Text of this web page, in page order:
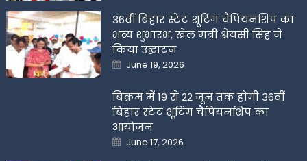
36वीं बिहार स्टेट शूटिंग चैंपियनशिप का
भव्य शुभारंभ, खेल मंत्री श्रेयसी सिंह ने
किया उद्घाटन
Posted
on
June 19, 2026
बिक्रम में 19 से 22 जून तक होगी 36वीं
बिहार स्टेट शूटिंग चैंपियनशिप का
आयोजन
Posted
on
June 17, 2026